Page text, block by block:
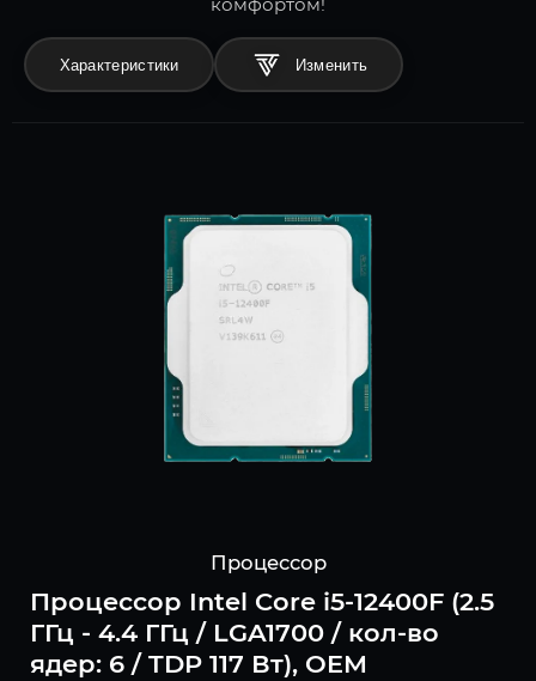
комфортом!
Характеристики
Процессор
Процессор Intel Core i5-12400F (2.5
ГГц - 4.4 ГГц / LGA1700 / кол-во
ядер: 6 / TDP 117 Вт), OEM